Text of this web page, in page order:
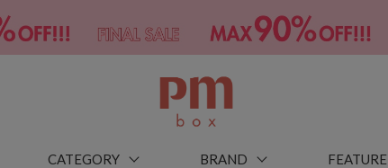
CATEGORY BRAND FEATURE